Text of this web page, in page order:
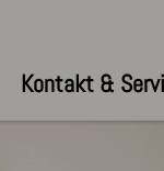
Kontakt &
Warenkorb